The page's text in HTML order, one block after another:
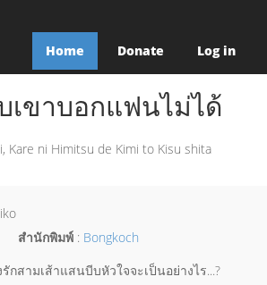
Home Donate Log in
เขาบอกแฟนไม่ได้
Kare ni Himitsu de Kimi to Kisu shita
สำนักพิมพ์ : Bongkoch
กสามเส้าแสนบีบหัวใจจะเป็นอย่างไร...?